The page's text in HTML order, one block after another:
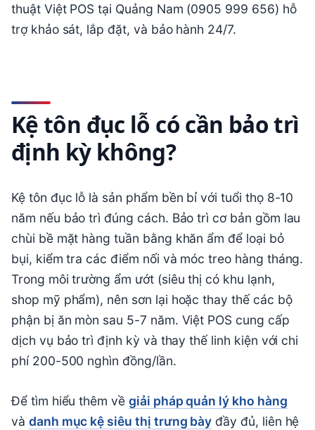
thuật Việt POS tại Quảng Nam (0905 999 656) hỗ
trợ khảo sát, lắp đặt, và bảo hành 24/7.
Kệ tôn đục lỗ có cần bảo trì
định kỳ không?
Kệ tôn đục lỗ là sản phẩm bền bỉ với tuổi thọ 8-10
năm nếu bảo trì đúng cách. Bảo trì cơ bản gồm lau
chùi bề mặt hàng tuần bằng khăn ẩm để loại bỏ
bụi, kiểm tra các điểm nối và móc treo hàng tháng.
Trong môi trường ẩm ướt (siêu thị có khu lạnh,
shop mỹ phẩm), nên sơn lại hoặc thay thế các bộ
phận bị ăn mòn sau 5-7 năm. Việt POS cung cấp
dịch vụ bảo trì định kỳ và thay thế linh kiện với chi
phí 200-500 nghìn đồng/lần.
Để tìm hiểu thêm về giải pháp quản lý kho hàng
và danh mục kệ siêu thị trưng bày đầy đủ, liên hệ